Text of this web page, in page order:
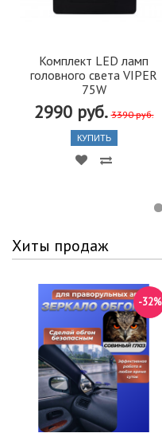
Комплект LED ламп
головного света VIPER
75W
2990 руб. 3390 руб.
КУПИТЬ
Хиты продаж
-32%